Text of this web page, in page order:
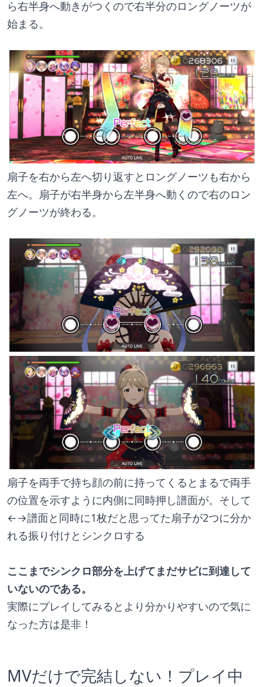
ら右半身へ動きがつくので右半分のロングノーツが
始まる。
扇子を右から左へ切り返すとロングノーツも右から
左へ。扇子が右半身から左半身へ動くので右のロン
グノーツが終わる。
扇子を両手で持ち顔の前に持ってくるとまるで両手
の位置を示すように内側に同時押し譜面が。そして
←→譜面と同時に1枚だと思ってた扇子が2つに分か
れる振り付けとシンクロする
ここまでシンクロ部分を上げてまだサビに到達して
いないのである。
実際にプレイしてみるとより分かりやすいので気に
なった方は是非！
MVだけで完結しない！プレイ中